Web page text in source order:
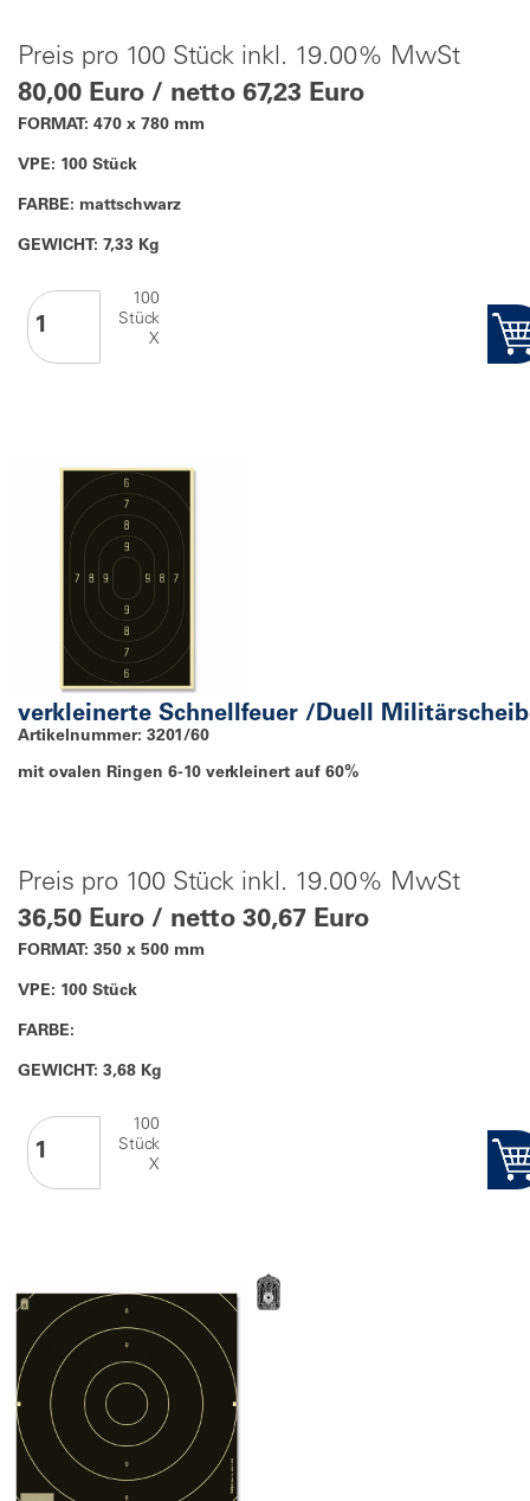
Preis pro 100 Stück inkl. 19.00% MwSt
80,00 Euro / netto 67,23 Euro
FORMAT: 470 x 780 mm
VPE: 100 Stück
FARBE: mattschwarz
GEWICHT: 7,33 Kg
100
Stück
X
verkleinerte Schnellfeuer /Duell
Artikelnummer: 3201/60
mit ovalen Ringen 6-10 verkleinert auf 60%
Preis pro 100 Stück inkl. 19.00% MwSt
36,50 Euro / netto 30,67 Euro
FORMAT: 350 x 500 mm
VPE: 100 Stück
FARBE:
GEWICHT: 3,68 Kg
100
Stück
X